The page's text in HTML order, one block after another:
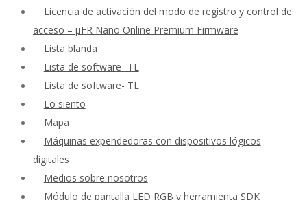
Licencia de activación del modo de registro y control de
acceso – μFR Nano Online Premium Firmware
Lista blanda
Lista de software- TL
Lista de software- TL
Lo siento
Mapa
Máquinas expendedoras con dispositivos lógicos
digitales
Medios sobre nosotros
Módulo de pantalla LED RGB y herramienta SDK